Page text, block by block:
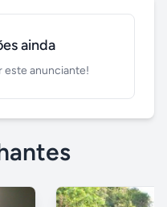
ainda
este anunciante!